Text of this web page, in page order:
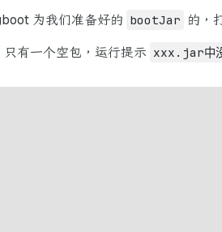
为我们准备好的 bootJar 的，
有一个空包，运行提示 xxx.jar中没